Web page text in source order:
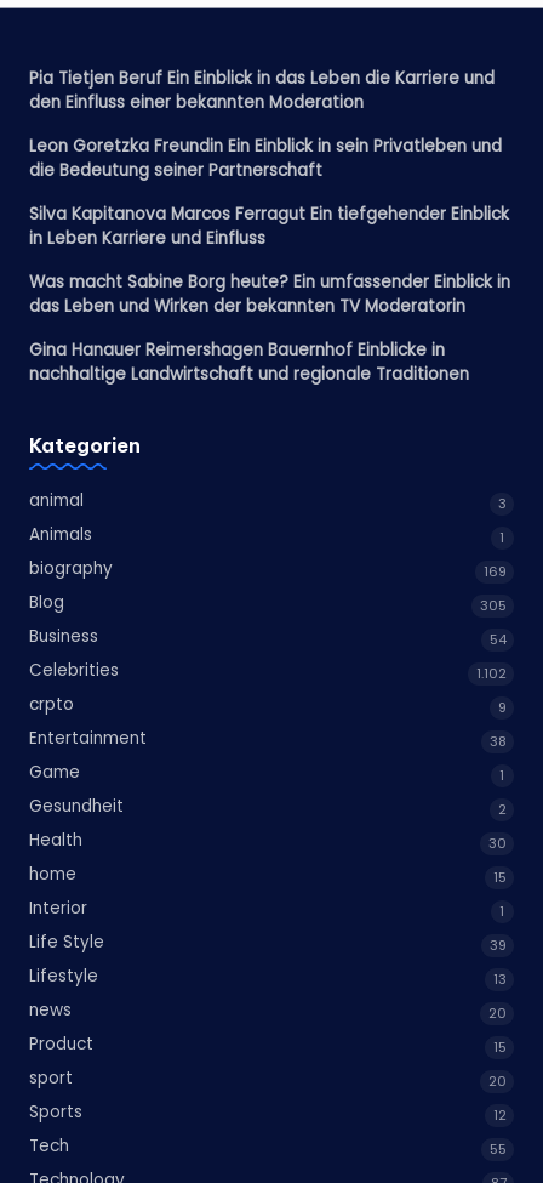
Pia Tietjen Beruf Ein Einblick in das Leben die Karriere und
den Einfluss einer bekannten Moderation
Leon Goretzka Freundin Ein Einblick in sein Privatleben und
die Bedeutung seiner Partnerschaft
Silva Kapitanova Marcos Ferragut Ein tiefgehender Einblick
in Leben Karriere und Einfluss
Was macht Sabine Borg heute? Ein umfassender Einblick in
das Leben und Wirken der bekannten TV Moderatorin
Gina Hanauer Reimershagen Bauernhof Einblicke in
nachhaltige Landwirtschaft und regionale Traditionen
Kategorien
animal 3
Animals 1
biography 169
Blog 305
Business 54
Celebrities 1.102
crpto 9
Entertainment 38
Game 1
Gesundheit 2
Health 30
home 15
Interior 1
Life Style 39
Lifestyle 13
news 20
Product 15
sport 20
Sports 12
Tech 55